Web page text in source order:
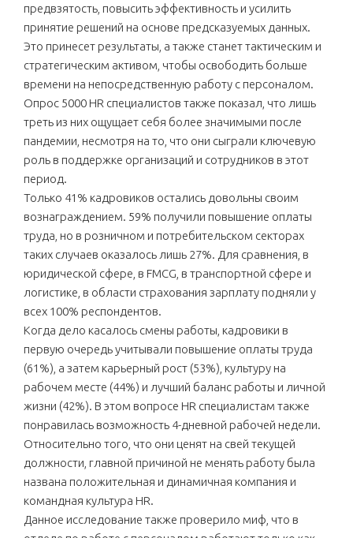
предвзятость, повысить эффективность и усилить
принятие решений на основе предсказуемых данных.
Это принесет результаты, а также станет тактическим и
стратегическим активом, чтобы освободить больше
времени на непосредственную работу с персоналом.
Опрос 5000 HR специалистов также показал, что лишь
треть из них ощущает себя более значимыми после
пандемии, несмотря на то, что они сыграли ключевую
роль в поддержке организаций и сотрудников в этот
период.
Только 41% кадровиков остались довольны своим
вознаграждением. 59% получили повышение оплаты
труда, но в розничном и потребительском секторах
таких случаев оказалось лишь 27%. Для сравнения, в
юридической сфере, в FMCG, в транспортной сфере и
логистике, в области страхования зарплату подняли у
всех 100% респондентов.
Когда дело касалось смены работы, кадровики в
первую очередь учитывали повышение оплаты труда
(61%), а затем карьерный рост (53%), культуру на
рабочем месте (44%) и лучший баланс работы и личной
жизни (42%). В этом вопросе HR специалистам также
понравилась возможность 4-дневной рабочей недели.
Относительно того, что они ценят на свей текущей
должности, главной причиной не менять работу была
названа положительная и динамичная компания и
командная культура HR.
Данное исследование также проверило миф, что в